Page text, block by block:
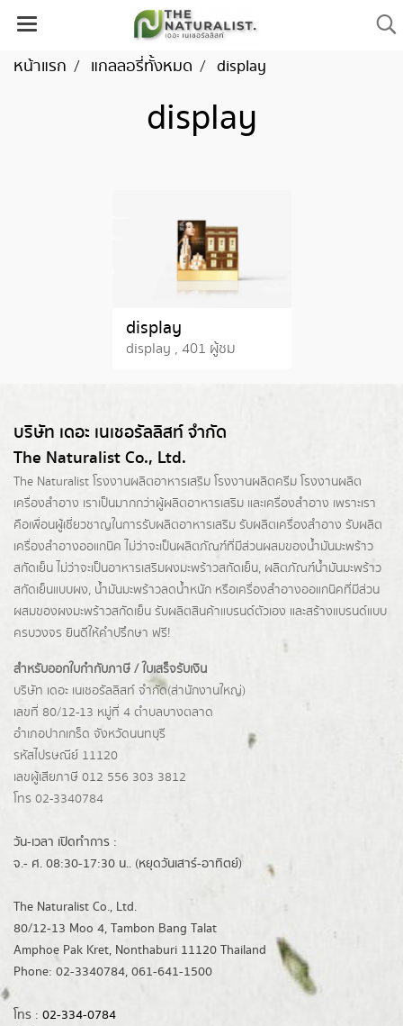
หน้าแรก แกลลอรี่ทั้งหมด display
display
display
display , 401 ผู้ชม
บริษัท เดอะ เนเชอรัลลิสท์ จำกัด
The Naturalist Co., Ltd.
The Naturalist โรงงานผลิตอาหารเสริม โรงงานผลิตครีม โรงงานผลิต
เครื่องสำอาง เราเป็นมากกว่าผู้ผลิตอาหารเสริม และเครื่องสำอาง เพราะเรา
คือเพื่อนผู้เชี่ยวชาญในการรับผลิตอาหารเสริม รับผลิตเครื่องสำอาง รับผลิต
เครื่องสำอางออแกนิค ไม่ว่าจะเป็นผลิตภัณฑ์ที่มีส่วนผสมของน้ำมันมะพร้าว
สกัดเย็น ไม่ว่าจะเป็นอาหารเสริมผงมะพร้าวสกัดเย็น, ผลิตภัณฑ์น้ำมันมะพร้าว
สกัดเย็นแบบผง, น้ำมันมะพร้าวลดน้ำหนัก หรือเครื่องสำอางออแกนิคที่มีส่วน
ผสมของผงมะพร้าวสกัดเย็น รับผลิตสินค้าแบรนด์ตัวเอง และสร้างแบรนด์แบบ
ครบวงจร ยินดีให้คำปรึกษา ฟรี!
สำหรับออกใบกำกับภาษี / ใบเสร็จรับเงิน
บริษัท เดอะ เนเชอรัลลิสท์ จำกัด(ส่านักงานใหญ่)
เลขที่ 80/12-13 หมู่ที่ 4 ตำบลบางตลาด
อำเภอปากเกร็ด จังหวัดนนทบุรี
รหัสไปรษณีย์ 11120
เลขผู้เสียภาษี 012 556 303 3812
โทร 02-3340784
วัน-เวลา เปิดทำการ :
จ.- ศ. 08:30-17:30 น.. (หยุดวันเสาร์-อาทิตย์)
The Naturalist Co., Ltd.
80/12-13 Moo 4, Tambon Bang Talat
Amphoe Pak Kret, Nonthaburi 11120 Thailand
Phone: 02-3340784, 061-641-1500
โทร : 02-334-0784